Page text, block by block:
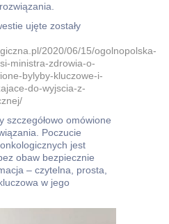
ujęte zostały
2020/06/15/ogolnopolska-
ministra-zdrowia-o-
bylyby-kluczowe-i-
do-wyjscia-z-
szczegółowo omówione
Poczucie
jest
obaw bezpiecznie
– czytelna, prosta,
w jego